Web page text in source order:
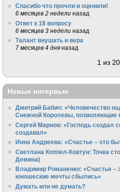
Спасибо что прочли и оценили!
6 месяцев 2 недели назад
Ответ к 18 вопросу
6 месяцев 3 недели назад
Талант внушать и вера
7 месяцев 4 дня назад
1 из 20
Новые интервью
Дмитрий Бабич: «Человечество
Снежной Королевы, позволяющие
Сергей Марнов: «Господь создал
создавал»
Инна Андреева: «Счастье – это
Светлана Коппел-Ковтун: Точка
Демина)
Владимир Романенко: «Счастье –
юношеские мечты сбылись»
Думать или не думать?